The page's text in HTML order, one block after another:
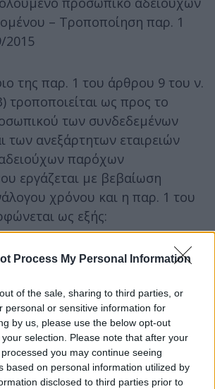
Process My Personal Information
of the sale, sharing to third parties, or
personal or sensitive information for
by us, please use the below opt-out
selection. Please note that after your
you may continue seeing
based on personal information utilized by
disclosed to third parties prior to
– Τροποποίηση παρ. 1
2015
της παρ. 1 του άρθρου 9 του ν.
τροποποιείται ως προς το
των συνδεδεμένων
των ανεξάρτητων εταιρειών
παρόχων
εργάζεται με βεβαίωση
χρόνου και η παρ. 1 του
ως εξής:
πάροχοι περιεχομένου
πόρους, ανάλογα με την
εθνικής ή περιφερειακής,
προγράμματος, ενημερωτικού
ή μη ενημερωτικού